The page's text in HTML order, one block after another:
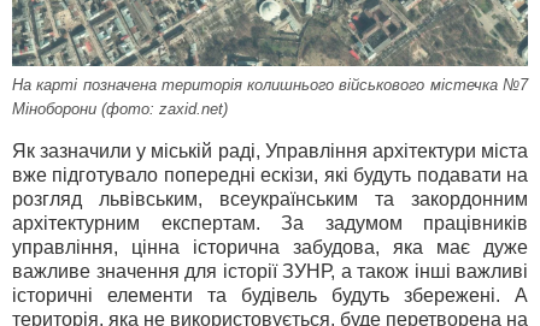
На карті позначена територія колишнього військового містечка №7
Міноборони (фото: zaxid.net)
Як зазначили у міській раді, Управління архітектури міста
вже підготувало попередні ескізи, які будуть подавати на
розгляд львівським, всеукраїнським та закордонним
архітектурним експертам. За задумом працівників
управління, цінна історична забудова, яка має дуже
важливе значення для історії ЗУНР, а також інші важливі
історичні елементи та будівель будуть збережені. А
територія, яка не використовується, буде перетворена на